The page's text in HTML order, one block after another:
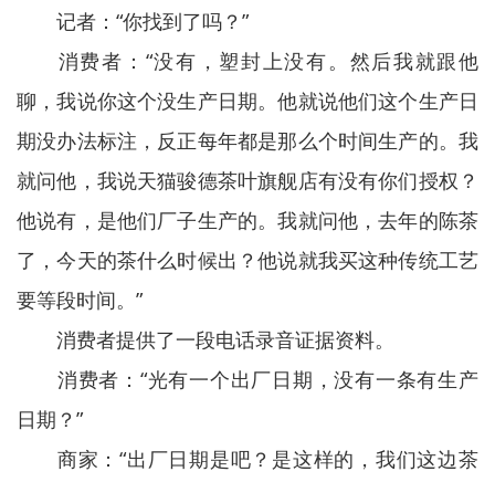
记者：“你找到了吗？”
消费者：“没有，塑封上没有。然后我就跟他
聊，我说你这个没生产日期。他就说他们这个生产日
期没办法标注，反正每年都是那么个时间生产的。我
就问他，我说天猫骏德茶叶旗舰店有没有你们授权？
他说有，是他们厂子生产的。我就问他，去年的陈茶
了，今天的茶什么时候出？他说就我买这种传统工艺
要等段时间。”
消费者提供了一段电话录音证据资料。
消费者：“光有一个出厂日期，没有一条有生产
日期？”
商家：“出厂日期是吧？是这样的，我们这边茶